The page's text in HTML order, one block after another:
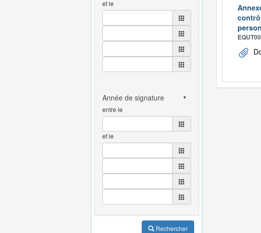
et le
entre le
et le
Rechercher